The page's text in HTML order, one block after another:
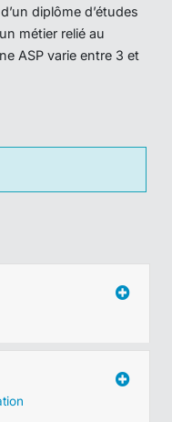
diplôme d’études
métier relié au
ASP varie entre 3 et